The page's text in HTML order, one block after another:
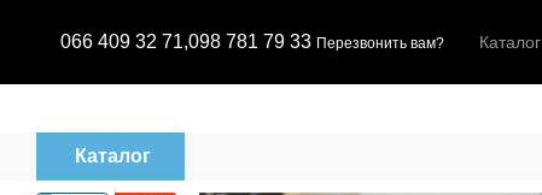
066 409 32 71,098 781 79 33 Перезвонить вам? Каталог
Каталог